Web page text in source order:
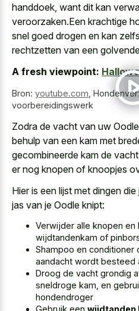
handdoek, want dit kan
veroorzaken.Een krachtige
snel goed drogen en kan
rechtzetten van een
A fresh viewpoint:
Bron: youtube.com
voorbereidingswerk
Zodra de vacht van uw
behulp van een kam met
gecombineerde kam de
er nog knopen of knoopjes
Hier is een lijst met dingen
jas van je Oodle knipt:
Verwijder alle knopen
wijdtandenkam of
Shampoo en conditioner
aandacht wordt besteed
Droog de vacht grondig
sneldroge kam, en
hondendroger
Gebruik een wijdtanden